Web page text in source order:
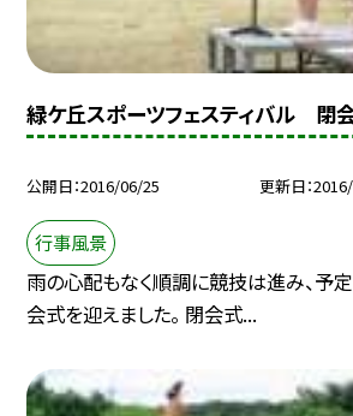
緑ケ丘スポーツフェスティバル 閉
公開日 2016/06/25 更新日
行事風景
雨の心配もなく順調に競技は進み、予
会式を迎えました。 閉会式...